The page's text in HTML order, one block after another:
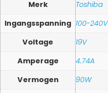
Merk
Toshiba
Ingangsspanning 100-240V
Voltage
19V
Amperage
4.74A
Vermogen
90W